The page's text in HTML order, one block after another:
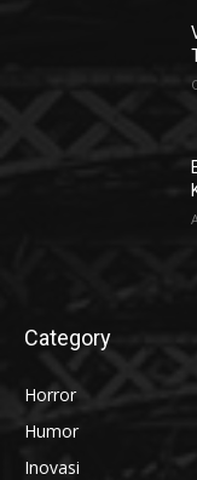
Category
Horror
Humor
Inovasi